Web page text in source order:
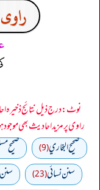
راوی پر مزید احادیث بھی موجود
صحيح البخاري(9) صحيح
سنن نسائي(23)